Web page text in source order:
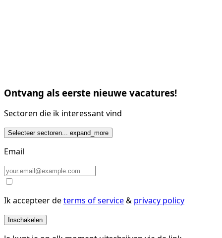
Ontvang als eerste nieuwe vacatures!
Sectoren die ik interessant vind
Selecteer sectoren... expand_more
Email
Ik accepteer determs of service& privacy policy
Inschakelen